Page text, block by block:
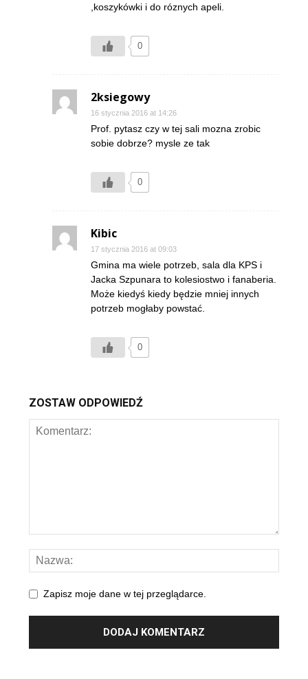
,koszykówki i do róznych apeli.
0
2ksiegowy
16 stycznia 2016 at 14:26
Prof. pytasz czy w tej sali mozna zrobic
sobie dobrze? mysle ze tak
0
Kibic
17 stycznia 2016 at 09:03
Gmina ma wiele potrzeb, sala dla KPS i
Jacka Szpunara to kolesiostwo i fanaberia.
Może kiedyś kiedy będzie mniej innych
potrzeb mogłaby powstać.
0
ZOSTAW ODPOWIEDŹ
Zapisz moje dane w tej przeglądarce.